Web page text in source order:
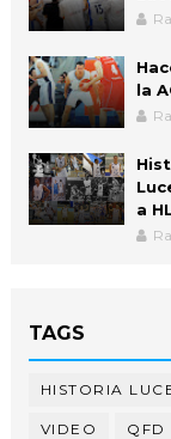
la
a
TAGS
HISTORIA
VIDEO QFD